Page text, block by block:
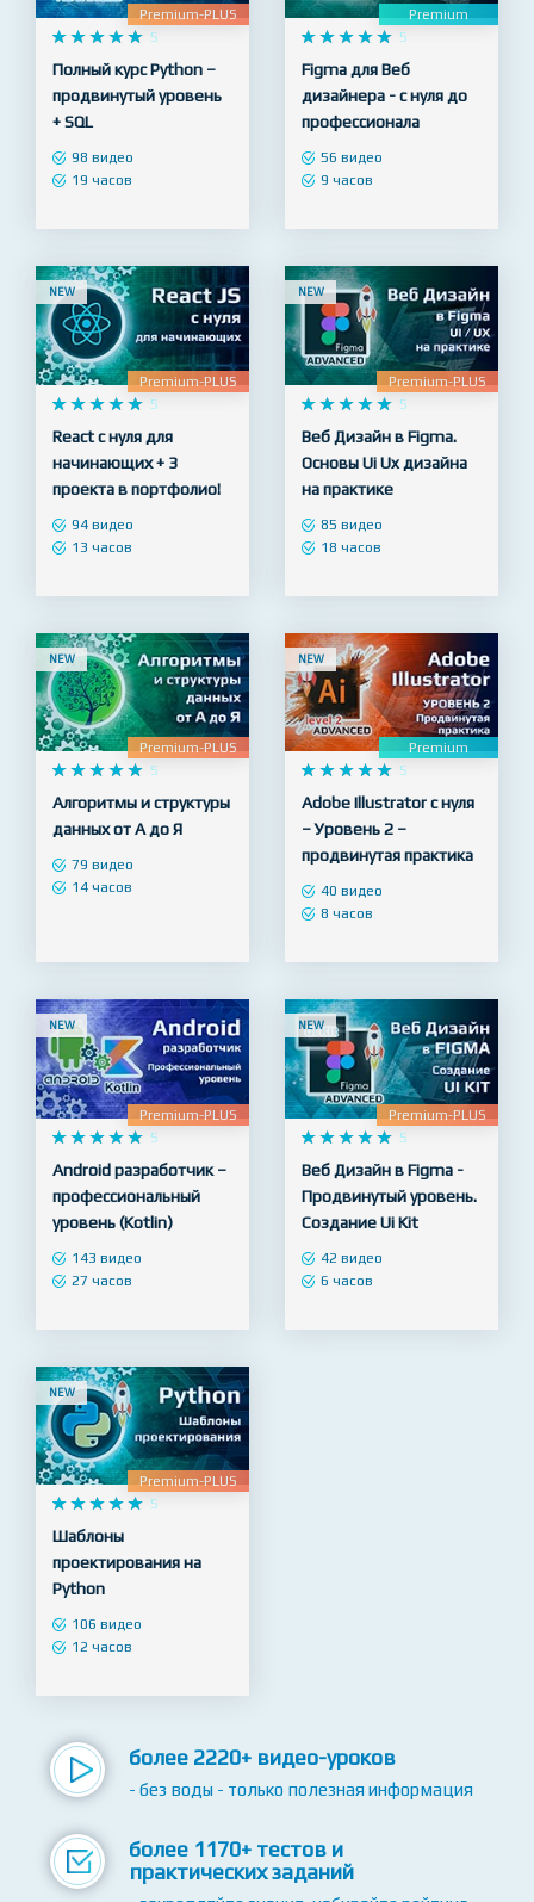
Premium-PLUS
    
     5
продвинутый уровень
+ SQL
    
     5
Figma для Веб
дизайнера - с нуля до
профессионала
NEW
Premium-PLUS
    
     5
React с нуля для
начинающих + 3
проекта в портфолио!
NEW
Premium-PLUS
    
     5
Веб Дизайн в Figma.
Основы Ui Ux дизайна
на практике
NEW
Premium-PLUS
    
     5
Алгоритмы и структуры
данных от А до Я
NEW
Premium
   
   
Adobe Illustrator с нуля
– Уровень 2 –
продвинутая практика
NEW
Premium-PLUS
    
     5
Android разработчик –
профессиональный
уровень (Kotlin)
NEW
Premium-PLUS
    
     5
Веб Дизайн в Figma -
Продвинутый уровень.
Создание Ui Kit
NEW
    
     5
Шаблоны
проектирования на
Python
- без воды - только полезная информация